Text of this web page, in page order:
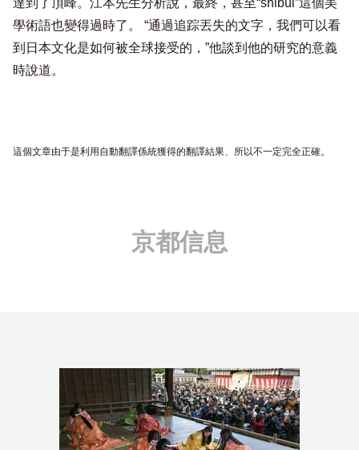
學術語也變得過時了。 “通過追踪丟失的文字，我們可以看
到日本文化是如何被全球接受的，”他談到他的研究的意義
時說道。
這個文章由于是利用自動翻譯係統獲得的翻譯結果、所以不一定完全正確。
京都信息